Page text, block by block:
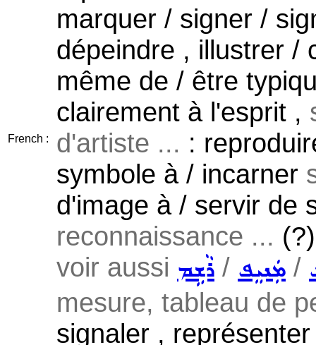
French :
marquer / signer /
dépeindre , illustrer /
même de / être
clairement à l'esprit ,
d'artiste ... :
symbole à / incarner
d'image à / servir de
reconnaissance ...
voir aussi ܪܵܫܹܡ / ܡܲܢܝܸܦ /
mesure, tableau de
signaler ,